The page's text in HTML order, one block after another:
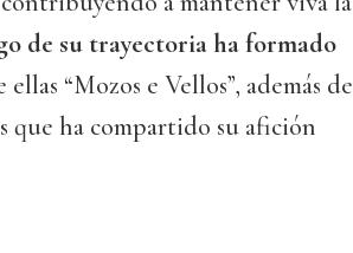
de su trayectoria ha formado
ellas “Mozos e Vellos”, además de
que ha compartido su afición